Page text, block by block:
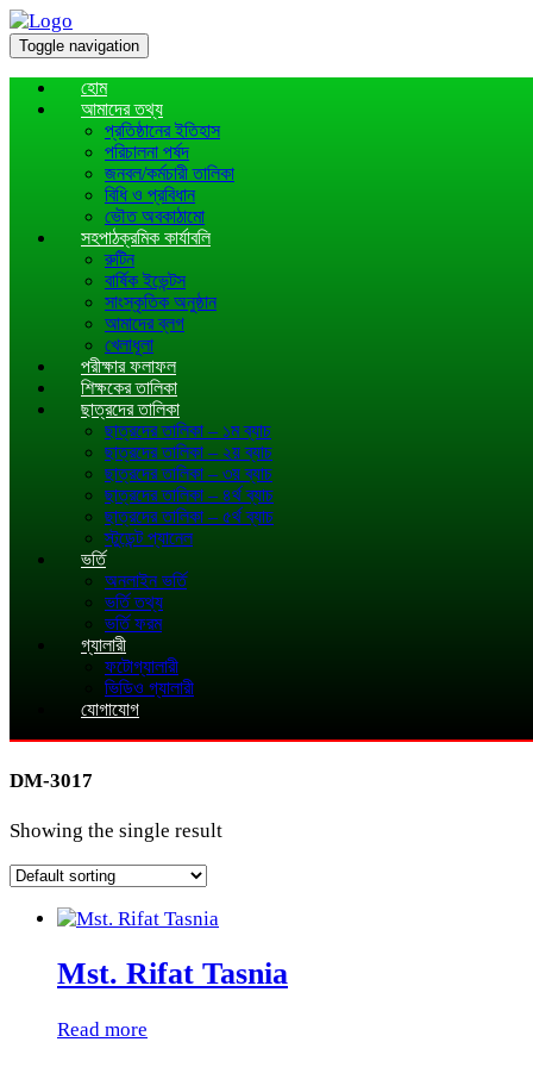
Toggle navigation
হোম
আমাদের তথ্য
প্রতিষ্ঠানের ইতিহাস
পরিচালনা পর্ষদ
জনবল/কর্মচারী তালিকা
বিধি ও প্রবিধান
ভৌত অবকাঠামো
সহপাঠক্রমিক কার্যাবলি
রুটিন
বার্ষিক ইভেন্টস
সাংস্কৃতিক অনুষ্ঠান
আমাদের ব্লগ
খেলাধূলা
পরীক্ষার ফলাফল
শিক্ষকের তালিকা
ছাত্রদের তালিকা
ছাত্রদের তালিকা – ১ম ব্যাচ
ছাত্রদের তালিকা – ২য় ব্যাচ
ছাত্রদের তালিকা – ৩য় ব্যাচ
ছাত্রদের তালিকা – ৪র্থ ব্যাচ
ছাত্রদের তালিকা – ৫র্থ ব্যাচ
স্টুডেন্ট প্যানেল
ভর্তি
অনলাইন ভর্তি
ভর্তি তথ্য
ভর্তি ফরম
গ্যালারী
ফটোগ্যালারী
ভিডিও গ্যালারী
যোগাযোগ
DM-3017
Showing the single result
Mst. Rifat Tasnia
Read more